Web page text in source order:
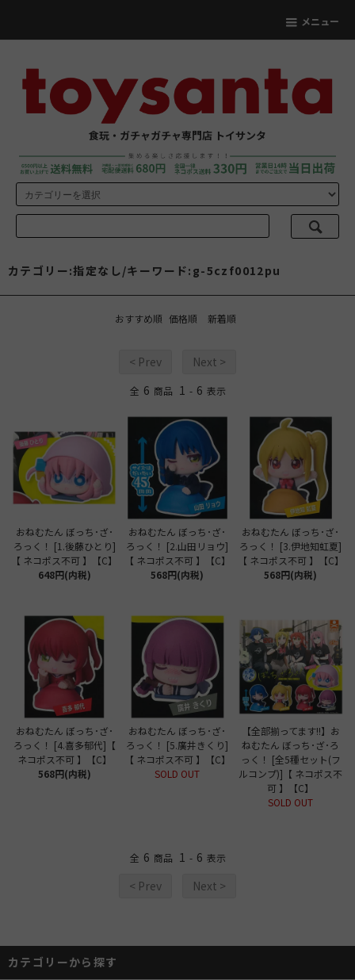
メニュー
食玩・ガチャガチャ専門店 トイサンタ
カテゴリー:指定なし/キーワード:g-5czf0012pu
おすすめ順 価格順 新着順
< Prev Next >
全 6 商品 1 - 6 表示
おねむたん ぼっち･ざ･
ろっく！ [1.後藤ひとり]
【 ネコポス不可 】【C】
648円(内税)
おねむたん ぼっち･ざ･
ろっく！ [2.山田リョウ]
【 ネコポス不可 】【C】
568円(内税)
おねむたん ぼっち･ざ･
ろっく！ [3.伊地知虹夏]
【 ネコポス不可 】【C】
568円(内税)
おねむたん ぼっち･ざ･
ろっく！ [4.喜多郁代]【
ネコポス不可 】【C】
568円(内税)
おねむたん ぼっち･ざ･
ろっく！ [5.廣井きくり]
【 ネコポス不可 】【C】
SOLD OUT
【全部揃ってます!!】お
ねむたん ぼっち･ざ･ろ
っく！ [全5種セット(フ
ルコンプ)]【 ネコポス不
可 】【C】
SOLD OUT
全 6 商品 1 - 6 表示
< Prev Next >
カテゴリーから探す